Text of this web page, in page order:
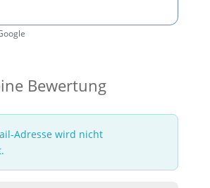
Bewertung
Adresse wird nicht